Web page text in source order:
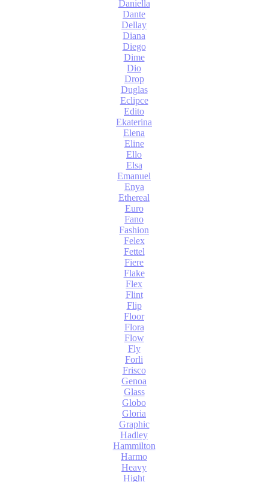
Daniella
Dante
Dellay
Diana
Diego
Dime
Dio
Drop
Duglas
Eclipce
Edito
Ekaterina
Elena
Eline
Ello
Elsa
Emanuel
Enya
Ethereal
Euro
Fano
Fashion
Felex
Fettel
Fiere
Flake
Flex
Flint
Flip
Floor
Flora
Flow
Fly
Forli
Frisco
Genoa
Glass
Globo
Gloria
Graphic
Hadley
Hammilton
Harmo
Heavy
Hight